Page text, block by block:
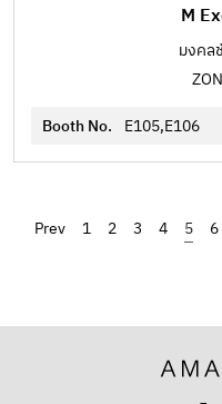
M
มงคล
Booth No. E105,E106
1 2 3 4 5 6